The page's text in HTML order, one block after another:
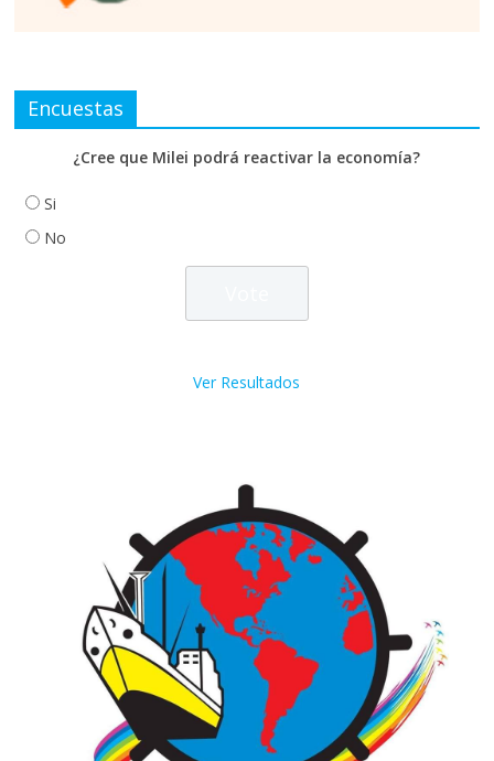
Encuestas
¿Cree que Milei podrá reactivar la economía?
Si
No
Ver Resultados